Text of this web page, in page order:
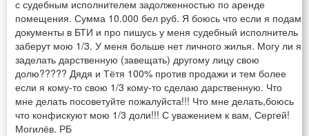
с судебным исполнителем задолженностью по аренде
помещения. Сумма 10.000 бел руб. Я боюсь что если я подам
документы в БТИ и про пишусь у меня судебный исполнитель
заберут мою 1/3. У меня больше нет личного жилья. Могу ли я
заделать дарственную (завещать) другому лицу свою
долю????? Дядя и Тётя 100% против продажи и тем более
если я кому-то свою 1/3 кому-то сделаю дарственную. Что
мне делать посоветуйте пожалуйста!!! Что мне делать,боюсь
что конфискуют мою 1/3 доли!!! С уважением к вам, Сергей!
Могилёв. РБ